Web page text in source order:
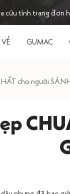
cứu tình trạng đơn
GUMAC
cho người